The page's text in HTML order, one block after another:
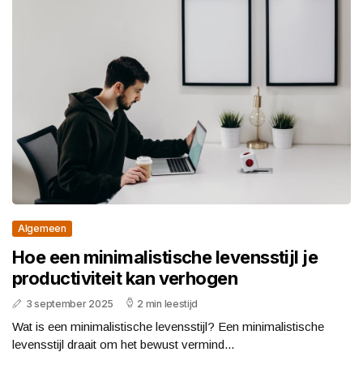
Algemeen
Hoe een minimalistische levensstijl je
productiviteit kan verhogen
3 september 2025 2 min leestijd
Wat is een minimalistische levensstijl? Een minimalistische
levensstijl draait om het bewust vermind...